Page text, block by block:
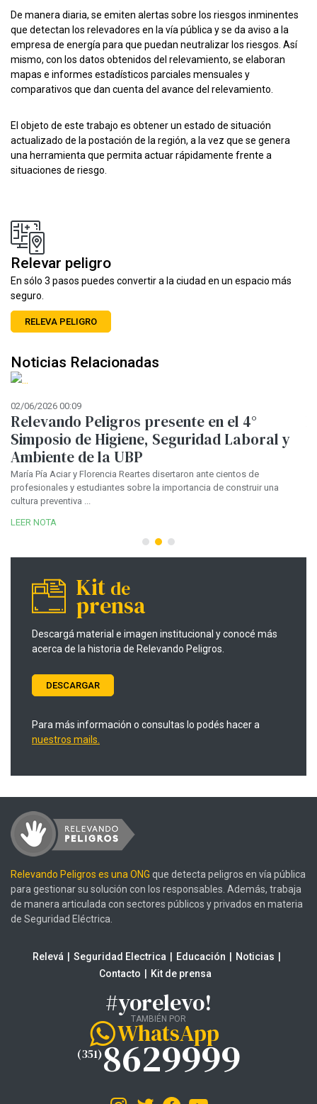
De manera diaria, se emiten alertas sobre los riesgos inminentes
que detectan los relevadores en la vía pública y se da aviso a la
empresa de energía para que puedan neutralizar los riesgos. Así
mismo, con los datos obtenidos del relevamiento, se elaboran
mapas e informes estadísticos parciales mensuales y
comparativos que dan cuenta del avance del relevamiento.
El objeto de este trabajo es obtener un estado de situación
actualizado de la postación de la región, a la vez que se genera
una herramienta que permita actuar rápidamente frente a
situaciones de riesgo.
Relevar peligro
En sólo 3 pasos puedes convertir a la ciudad en un espacio más
seguro.
RELEVA PELIGRO
Noticias Relacionadas
02/06/2026 00:09
Relevando Peligros presente en el 4°
Simposio de Higiene, Seguridad Laboral y
Ambiente de la UBP
María Pía Aciar y Florencia Reartes disertaron ante cientos de
profesionales y estudiantes sobre la importancia de construir una
cultura preventiva ...
LEER NOTA
Kit de
prensa
Descargá material e imagen institucional y conocé más
acerca de la historia de Relevando Peligros.
DESCARGAR
Para más información o consultas lo podés hacer a
nuestros mails.
Relevando Peligros es una ONG que detecta peligros en vía pública
para gestionar su solución con los responsables. Además, trabaja
de manera articulada con sectores públicos y privados en materia
de Seguridad Eléctrica.
Relevá Seguridad Electrica Educación
Noticias
Contacto
Kit de prensa
#yorelevo!
TAMBIÉN POR
WhatsApp
(351)8629999